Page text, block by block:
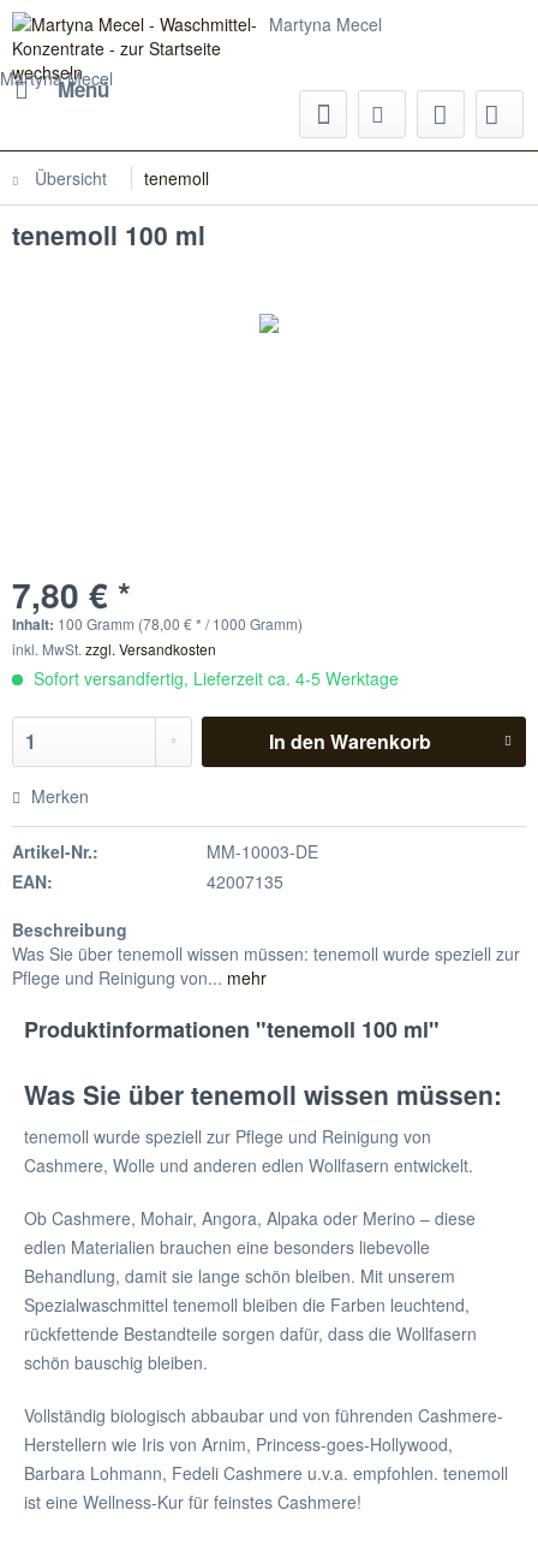
Martyna Mecel
Martyna Mecel
Menü
Übersicht tenemoll
tenemoll 100 ml
7,80 € *
Inhalt: 100 Gramm (78,00 € * / 1000 Gramm)
inkl. MwSt. zzgl. Versandkosten
Sofort versandfertig, Lieferzeit ca. 4-5 Werktage
In den Warenkorb
Merken
Artikel-Nr.:
MM-10003-DE
EAN:
42007135
Beschreibung
Was Sie über tenemoll wissen müssen: tenemoll wurde speziell zur
Pflege und Reinigung von... mehr
Produktinformationen "tenemoll 100 ml"
Was Sie über tenemoll wissen müssen:
tenemoll wurde speziell zur Pflege und Reinigung von
Cashmere, Wolle und anderen edlen Wollfasern entwickelt.
Ob Cashmere, Mohair, Angora, Alpaka oder Merino – diese
edlen Materialien brauchen eine besonders liebevolle
Behandlung, damit sie lange schön bleiben. Mit unserem
Spezialwaschmittel tenemoll bleiben die Farben leuchtend,
rückfettende Bestandteile sorgen dafür, dass die Wollfasern
schön bauschig bleiben.
Vollständig biologisch abbaubar und von führenden Cashmere-
Herstellern wie Iris von Arnim, Princess-goes-Hollywood,
Barbara Lohmann, Fedeli Cashmere u.v.a. empfohlen. tenemoll
ist eine Wellness-Kur für feinstes Cashmere!